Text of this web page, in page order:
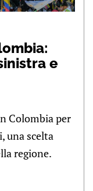
e
Colombia per
una scelta
regione.